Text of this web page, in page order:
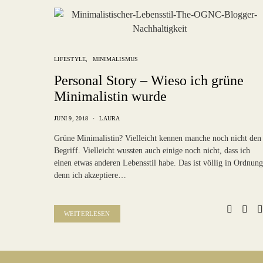
LIFESTYLE MINIMALISMUS
Personal Story – Wieso ich grüne
Minimalistin wurde
JUNI 9, 2018 LAURA
Grüne Minimalistin? Vielleicht kennen manche noch nicht den
Begriff. Vielleicht wussten auch einige noch nicht, dass ich
einen etwas anderen Lebensstil habe. Das ist völlig in
denn ich akzeptiere…
WEITERLESEN